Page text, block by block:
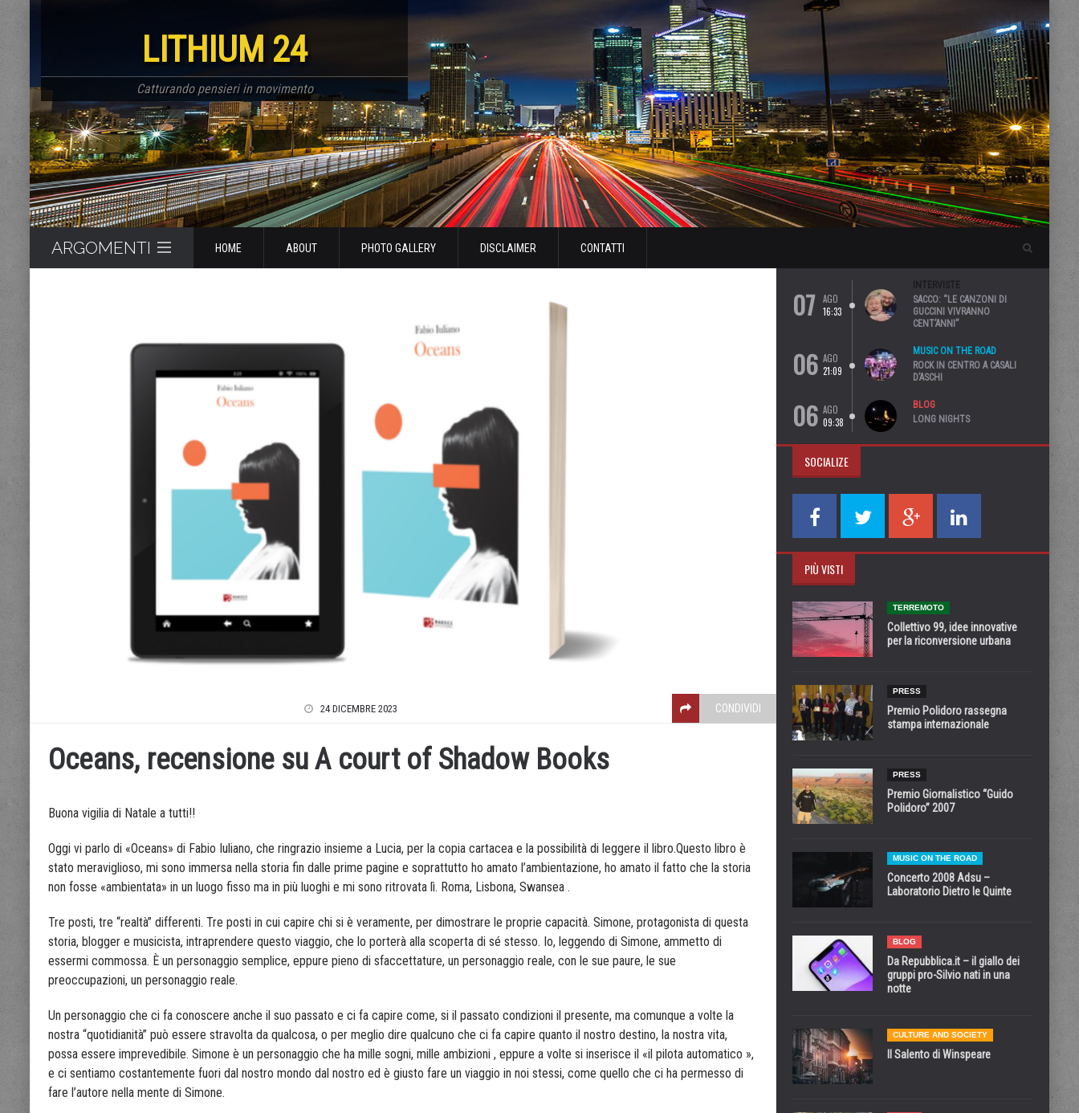
LITHIUM 24
Catturando pensieri in movimento
ARGOMENTI HOME ABOUT PHOTO GALLERY DISCLAIMER CONTATTI
24 DICEMBRE 2023 CONDIVIDI
Oceans, recensione su A court of Shadow Books
Buona vigilia di Natale a tutti!!
Oggi vi parlo di «Oceans» di Fabio Iuliano, che ringrazio insieme a Lucia, per la copia cartacea e la possibilità di leggere il libro.Questo libro è
stato meraviglioso, mi sono immersa nella storia fin dalle prime pagine e soprattutto ho amato l’ambientazione, ho amato il fatto che la storia
non fosse «ambientata» in un luogo fisso ma in più luoghi e mi sono ritrovata lì. Roma, Lisbona, Swansea .
Tre posti, tre “realtà” differenti. Tre posti in cui capire chi si è veramente, per dimostrare le proprie capacità. Simone, protagonista di questa
storia, blogger e musicista, intraprendere questo viaggio, che lo porterà alla scoperta di sé stesso. Io, leggendo di Simone, ammetto di
essermi commossa. È un personaggio semplice, eppure pieno di sfaccettature, un personaggio reale, con le sue paure, le sue
preoccupazioni, un personaggio reale.
Un personaggio che ci fa conoscere anche il suo passato e ci fa capire come, si il passato condizioni il presente, ma comunque a volte la
nostra “quotidianità” può essere stravolta da qualcosa, o per meglio dire qualcuno che ci fa capire quanto il nostro destino, la nostra vita,
possa essere imprevedibile. Simone è un personaggio che ha mille sogni, mille ambizioni , eppure a volte si inserisce il «il pilota automatico »,
e ci sentiamo costantemente fuori dal nostro mondo dal nostro ed è giusto fare un viaggio in noi stessi, come quello che ci ha permesso di
fare l’autore nella mente di Simone.
07
AGO
16:33
INTERVISTE
SACCO: “LE CANZONI DI
GUCCINI VIVRANNO
CENT’ANNI”
06 AGO
21:09
MUSIC ON THE ROAD
ROCK IN CENTRO A CASALI
D’ASCHI
06 AGO
09:38
BLOG
LONG NIGHTS
SOCIALIZE
PIÙ VISTI
TERREMOTO
Collettivo 99, idee innovative
per la riconversione urbana
PRESS
Premio Polidoro rassegna
stampa internazionale
PRESS
Premio Giornalistico “Guido
Polidoro” 2007
MUSIC ON THE ROAD
Concerto 2008 Adsu –
Laboratorio Dietro le Quinte
BLOG
Da Repubblica.it – il giallo dei
gruppi pro-Silvio nati in una
notte
CULTURE AND SOCIETY
Il Salento di Winspeare